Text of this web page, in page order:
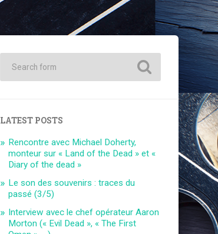
LATEST POSTS
Rencontre avec Michael Doherty,
monteur sur « Land of the Dead » et «
Diary of the dead »
Le son des souvenirs : traces du
passé (3/5)
Interview avec le chef opérateur Aaron
Morton (« Evil Dead », « The First